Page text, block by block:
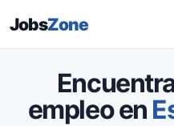
JobsZone
empleo en